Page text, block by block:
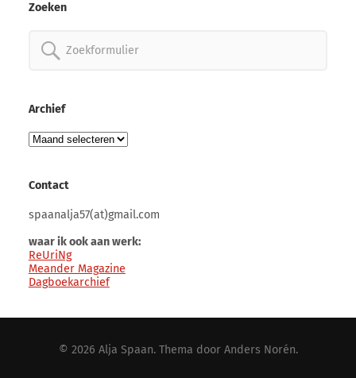
Zoeken
Zoeken
Archief
Archief
Contact
spaanalja57(at)gmail.com
waar ik ook aan werk:
ReUriNg
Meander Magazine
Dagboekarchief
© 2026 Alja Spaan. Thema door Anders Norén.